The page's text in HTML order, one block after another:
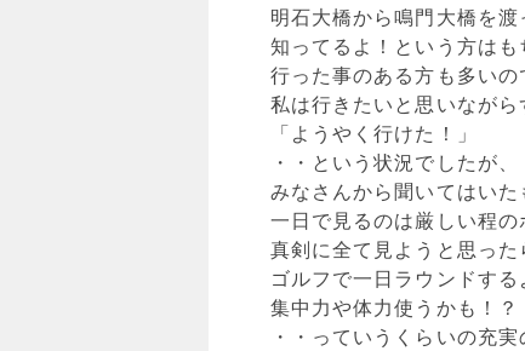
明石大橋から鳴門大橋を
知ってるよ！という方はも
行った事のある方も多い
私は行きたいと思いなが
「ようやく行けた！」
・・という状況でしたが、
みなさんから聞いてはいた
一日で見るのは厳しい程の
真剣に全て見ようと思った
ゴルフで一日ラウンドする
集中力や体力使うかも！？
・・っていうくらいの充実